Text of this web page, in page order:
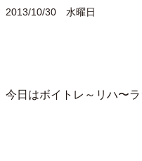
2013/10/30 水曜日
今日はボイトレ～リハ〜